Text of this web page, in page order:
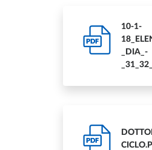
PDF
10-1-
_DIA_-
PDF